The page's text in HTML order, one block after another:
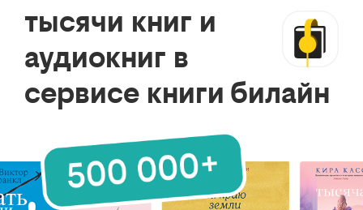
тысячи книг и
аудиокниг в
сервисе книги билайн